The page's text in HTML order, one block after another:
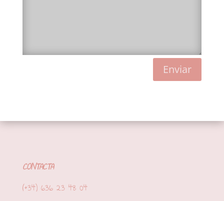
Enviar
CONTACTA
(+34) 636 23 48 04